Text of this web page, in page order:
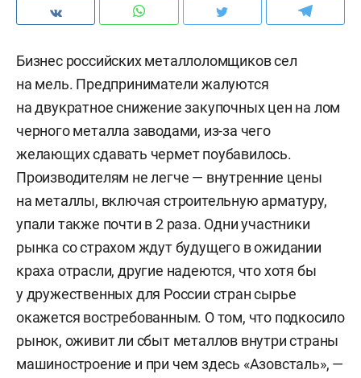
Бизнес российских металлоломщиков сел
на мель. Предприниматели жалуются
на двукратное снижение закупочных цен на лом
черного металла заводами, из-за чего
желающих сдавать чермет поубавилось.
Производителям не легче — внутренние цены
на металлы, включая строительную арматуру,
упали также почти в 2 раза. Одни участники
рынка со страхом ждут будущего в ожидании
краха отрасли, другие надеются, что хотя бы
у дружественных для России стран сырье
окажется востребованным. О том, что подкосило
рынок, оживит ли сбыт металлов внутри страны
машиностроение и при чем здесь «Азовсталь», —